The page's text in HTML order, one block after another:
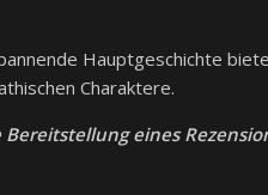
Hauptgeschichte
Charaktere.
eines